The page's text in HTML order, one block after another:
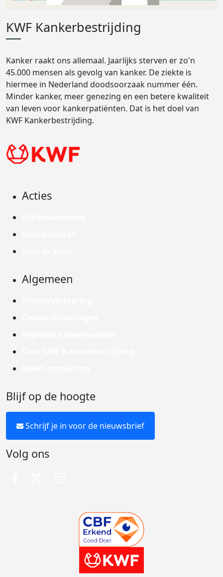
KWF Kankerbestrijding
Kanker raakt ons allemaal. Jaarlijks sterven er zo'n
45.000 mensen als gevolg van kanker. De ziekte is
hiermee in Nederland doodsoorzaak nummer één.
Minder kanker, meer genezing en een betere kwaliteit
van leven voor kankerpatiënten. Dat is het doel van
KWF Kankerbestrijding.
Acties
Algemeen
Blijf op de hoogte
Schrijf je in voor de nieuwsbrief
Volg ons